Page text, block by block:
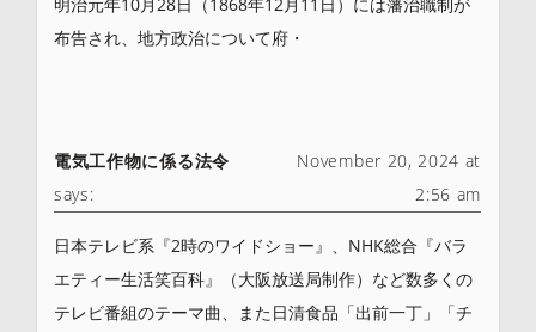
明治元年10月28日（1868年12月11日）には藩治職制が
布告され、地方政治について府・
電気工作物に係る法令
says:
November 20, 2024 at
2:56 am
日本テレビ系『2時のワイドショー』、NHK総合『バラ
エティー生活笑百科』（大阪放送局制作）など数多くの
テレビ番組のテーマ曲、また日清食品「出前一丁」「チ